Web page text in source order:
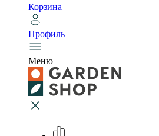
Корзина
Профиль
Меню